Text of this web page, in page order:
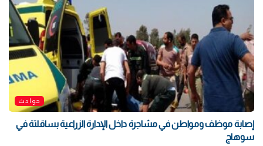
حوادث
إصابة موظف ومواطن في مشاجرة داخل الإدارة الزراعية بساقلتة في
سوهاج